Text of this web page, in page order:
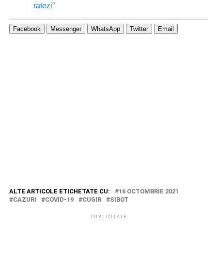
ratezi”
Facebook Messenger WhatsApp Twitter Email
ALTE ARTICOLE ETICHETATE CU:
16 OCTOMBRIE 2021
CAZURI
COVID-19 CUGIR SIBOT
PUBLICITATE